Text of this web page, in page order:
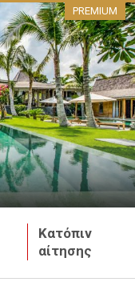
PREMIUM
Κατόπιν
αίτησης